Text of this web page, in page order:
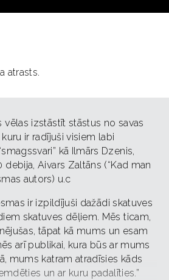
atrasts.
vēlas izstāstīt stāstus no savas
ir radījuši visiem labi
kā Ilmārs Dzenis,
debija, Aivars Zaltāns (“Kad man
autors) u.c​
ir izpildījuši dažādi skatuves
skatuves dēļiem. Mēs ticam,
tāpat kā mums un esam
arī publikai, kura būs ar mums
mums katram atradīsies kāds
un ar kuru padalīties.”​